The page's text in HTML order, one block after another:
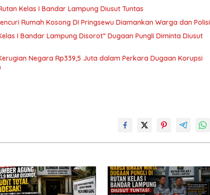
Kelas I Bandar Lampung Diusut Tuntas
Rumah Kosong DI Pringsewu Diamankan Warga dan Polisi
I Bandar Lampung Disorot” Dugaan Pungli Diminta Diusut
Negara Rp339,5 Juta dalam Perkara Dugaan Korupsi